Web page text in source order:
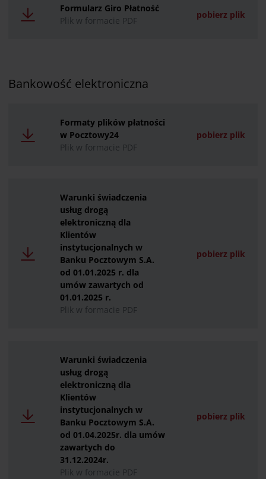
Formularz Giro Płatność
Plik w formacie PDF
pobierz plik
Bankowość elektroniczna
Formaty plików płatności
w Pocztowy24
Plik w formacie PDF
pobierz plik
Warunki świadczenia
usług drogą
elektroniczną dla
Klientów
instytucjonalnych w
Banku Pocztowym S.A.
od 01.01.2025 r. dla
umów zawartych od
01.01.2025 r.
Plik w formacie PDF
pobierz plik
Warunki świadczenia
usług drogą
elektroniczną dla
Klientów
instytucjonalnych w
Banku Pocztowym S.A.
od 01.04.2025r. dla umów
zawartych do
31.12.2024r.
Plik w formacie PDF
pobierz plik